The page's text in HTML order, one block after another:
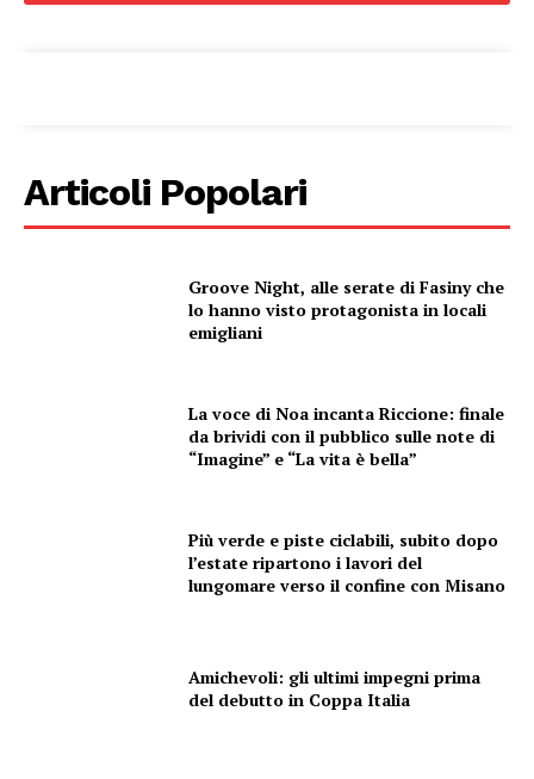
Articoli Popolari
Groove Night, alle serate di Fasiny che
lo hanno visto protagonista in locali
emigliani
La voce di Noa incanta Riccione: finale
da brividi con il pubblico sulle note di
“Imagine” e “La vita è bella”
Più verde e piste ciclabili, subito dopo
l’estate ripartono i lavori del
lungomare verso il confine con Misano
Amichevoli: gli ultimi impegni prima
del debutto in Coppa Italia